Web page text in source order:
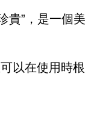
貴”，是一個美
以在使用時根